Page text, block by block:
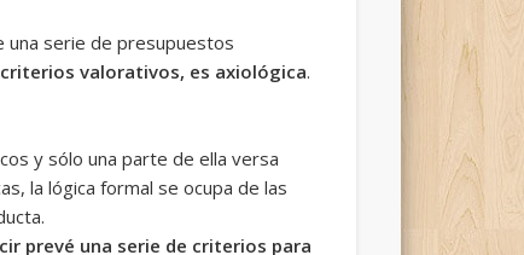
serie de presupuestos
valorativos, es axiológica.
y sólo una parte de ella versa
la lógica formal se ocupa de las
prevé una serie de criterios para